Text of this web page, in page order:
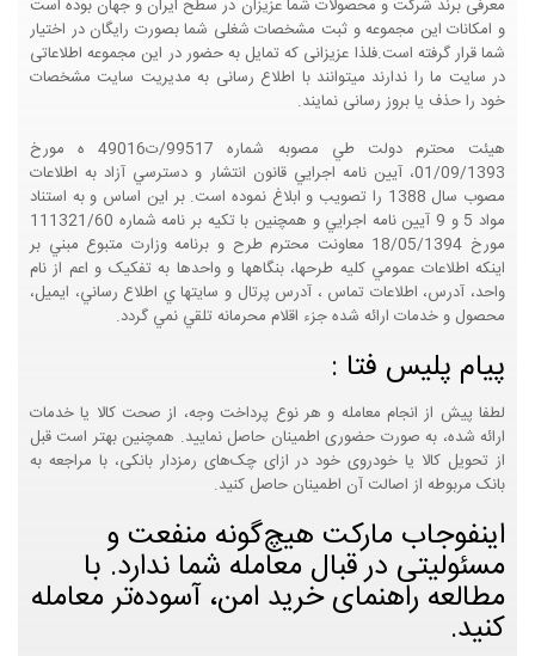
معرفی برند شرکت و محصولات شما عزیزان در سطح ایران و جهان بوده است
و امکانات این مجموعه و ثبت مشخصات شغلی شما بصورت رایگان در اختیار
شما قرار گرفته است.فلذا عزیزانی که تمایل به حضور در این مجموعه اطلاعاتی
در سایت ما را ندارند میتوانند با اطلاع رسانی به مدیریت سایت مشخصات
خود را حذف یا بروز رسانی نمایند.
هيئت محترم دولت طي مصوبه شماره 99517/ت49016 ه مورخ
01/09/1393، آيين نامه اجرايي قانون انتشار و دسترسي آزاد به اطلاعات
مصوب سال 1388 را تصويب و ابلاغ نموده است. بر اين اساس و به استناد
مواد 5 و 9 آيين نامه اجرايي و همچنين با تکيه بر نامه شماره 111321/60
مورخ 18/05/1394 معاونت محترم طرح و برنامه وزارت متبوع مبني بر
اينکه اطلاعات عمومي کليه طرحها، بنگاهها و واحدها به تفکيک و اعم از نام
واحد، آدرس، اطلاعات تماس ، آدرس پرتال و سايتها ي اطلاع رساني، ايميل،
محصول و خدمات ارائه شده جزء اقلام محرمانه تلقي نمي گردد.
پیام پلیس فتا :
لطفا پیش از انجام معامله و هر نوع پرداخت وجه، از صحت کالا یا خدمات
ارائه شده، به صورت حضوری اطمینان حاصل نمایید. همچنین بهتر است قبل
از تحویل کالا یا خودروی خود در ازای چک‌های رمزدار بانکی، با مراجعه به
بانک مربوطه از اصالت آن اطمینان حاصل کنید.
اینفوجاب مارکت هیچ‌گونه منفعت و
مسئولیتی در قبال معامله شما ندارد. با
مطالعه راهنمای خرید امن، آسوده‌تر معامله
کنید.